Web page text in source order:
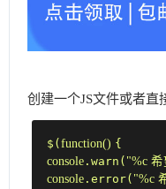
创建一个JS文件或者直
$( function()
console.warn( "%c
console.error( "%c